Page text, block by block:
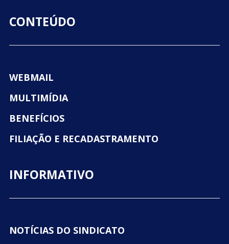
CONTEÚDO
WEBMAIL
MULTIMÍDIA
BENEFÍCIOS
FILIAÇÃO E RECADASTRAMENTO
INFORMATIVO
NOTÍCIAS DO SINDICATO